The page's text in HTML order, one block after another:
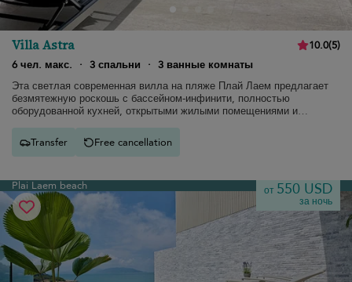
Villa Astra 10.0(5)
6 чел. макс.
· 3 спальни · 3 ванные комнаты
Эта светлая современная вилла на пляже Плай Лаем предлагает
безмятежную роскошь с бассейном-инфинити, полностью
оборудованной кухней, открытыми жилыми помещениями и
Transfer
Free cancellation
Plai Laem beach от 550 USD
за ночь